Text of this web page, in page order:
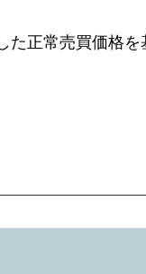
正常売買価格